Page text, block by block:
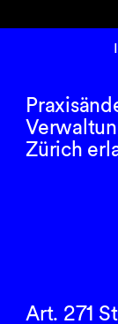
Zürich
Art. 271